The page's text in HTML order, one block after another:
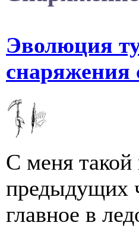
Эволюция
снаряжения
С меня такой
предыдущих
главное в